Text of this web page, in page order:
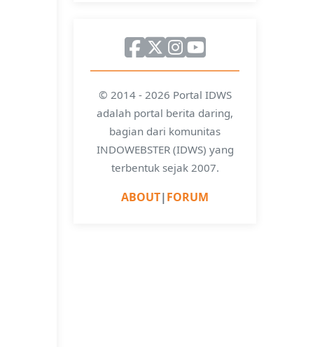
© 2014 - 2026 Portal IDWS
adalah portal berita daring,
bagian dari komunitas
INDOWEBSTER (IDWS) yang
terbentuk sejak 2007.
ABOUT|FORUM